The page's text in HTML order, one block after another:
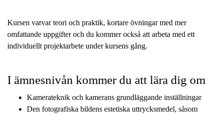
Kursen varvar teori och praktik, kortare övningar med mer
omfattande uppgifter och du kommer också att arbeta med ett
individuellt projektarbete under kursens gång.
I ämnesnivån kommer du att lära dig om
Kamerateknik och kamerans grundläggande inställningar
Den fotografiska bildens estetiska uttrycksmedel, såsom